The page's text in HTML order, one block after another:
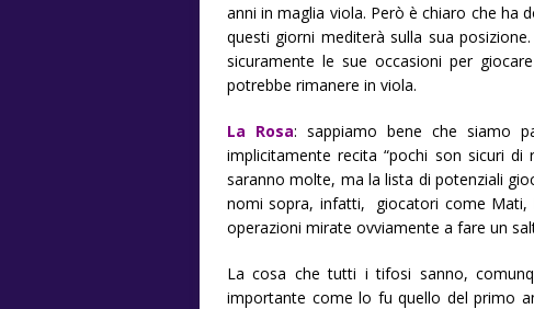
anni in maglia viola. Però è chiaro che ha
questi giorni mediterà sulla sua
sicuramente le sue occasioni per
potrebbe rimanere in viola.
La Rosa: sappiamo bene che siamo
implicitamente recita “pochi son sicuri
saranno molte, ma la lista di potenziali
nomi sopra, infatti, giocatori come Mati,
operazioni mirate ovviamente a fare un
La cosa che tutti i tifosi sanno,
importante come lo fu quello del primo